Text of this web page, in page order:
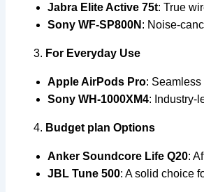
Jabra Elite Active 75t: True
Sony WF-SP800N : Noise-
3. For Everyday Use
Apple AirPods Pro:
Sony WH-1000XM4: Industry-
4. Budget plan Options
Anker Soundcore Life Q20:
JBL Tune 500: A solid choice